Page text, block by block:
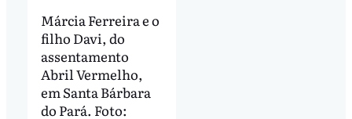
Márcia Ferreira e o
filho Davi, do
assentamento
Abril Vermelho,
em Santa Bárbara
do Pará. Foto: